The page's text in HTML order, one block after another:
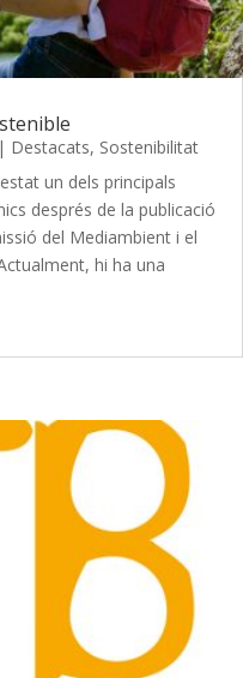
| Destacats, Sostenibilitat
un dels principals
després de la publicació
del Mediambient i el
hi ha una